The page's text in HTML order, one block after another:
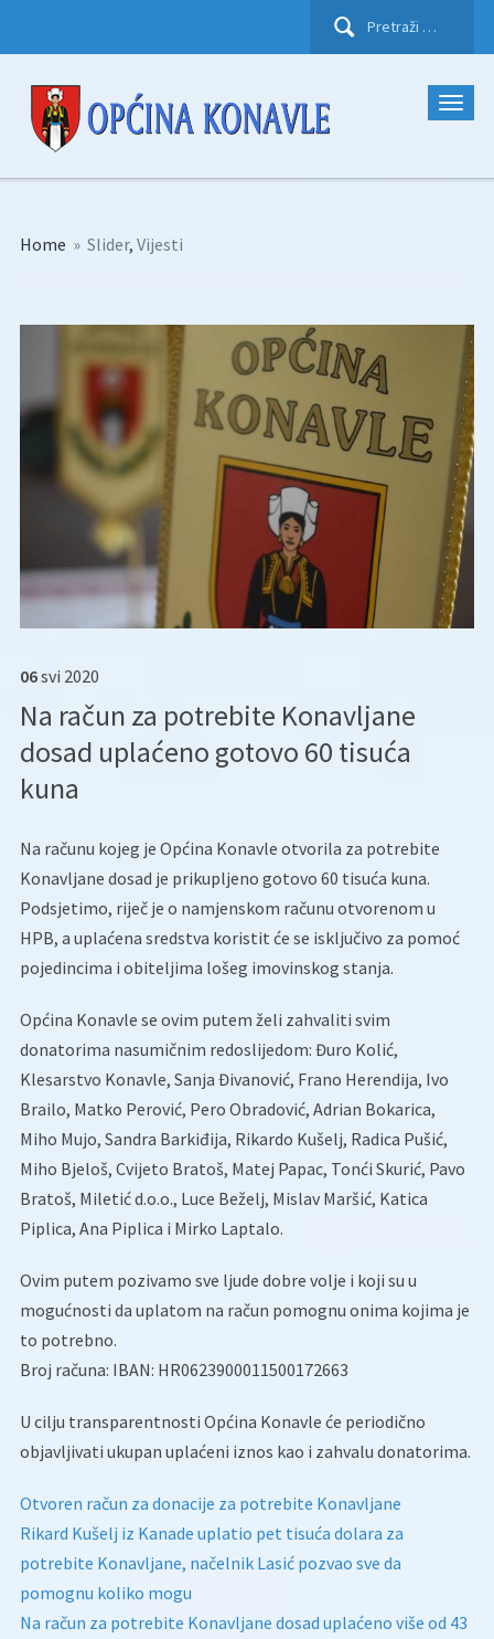
Pretraži:
Home » Slider, Vijesti
06svi 2020
Na račun za potrebite Konavljane
dosad uplaćeno gotovo 60 tisuća
kuna
Na računu kojeg je Općina Konavle otvorila za potrebite
Konavljane dosad je prikupljeno gotovo 60 tisuća kuna.
Podsjetimo, riječ je o namjenskom računu otvorenom u
HPB, a uplaćena sredstva koristit će se isključivo za pomoć
pojedincima i obiteljima lošeg imovinskog stanja.
Općina Konavle se ovim putem želi zahvaliti svim
donatorima nasumičnim redoslijedom: Đuro Kolić,
Klesarstvo Konavle, Sanja Đivanović, Frano Herendija, Ivo
Brailo, Matko Perović, Pero Obradović, Adrian Bokarica,
Miho Mujo, Sandra Barkiđija, Rikardo Kušelj, Radica Pušić,
Miho Bjeloš, Cvijeto Bratoš, Matej Papac, Tonći Skurić, Pavo
Bratoš, Miletić d.o.o., Luce Beželj, Mislav Maršić, Katica
Piplica, Ana Piplica i Mirko Laptalo.
Ovim putem pozivamo sve ljude dobre volje i koji su u
mogućnosti da uplatom na račun pomognu onima kojima je
to potrebno.
Broj računa: IBAN: HR0623900011500172663
U cilju transparentnosti Općina Konavle će periodično
objavljivati ukupan uplaćeni iznos kao i zahvalu donatorima.
Otvoren račun za donacije za potrebite Konavljane
Rikard Kušelj iz Kanade uplatio pet tisuća dolara za
potrebite Konavljane, načelnik Lasić pozvao sve da
pomognu koliko mogu
Na račun za potrebite Konavljane dosad uplaćeno više od 43